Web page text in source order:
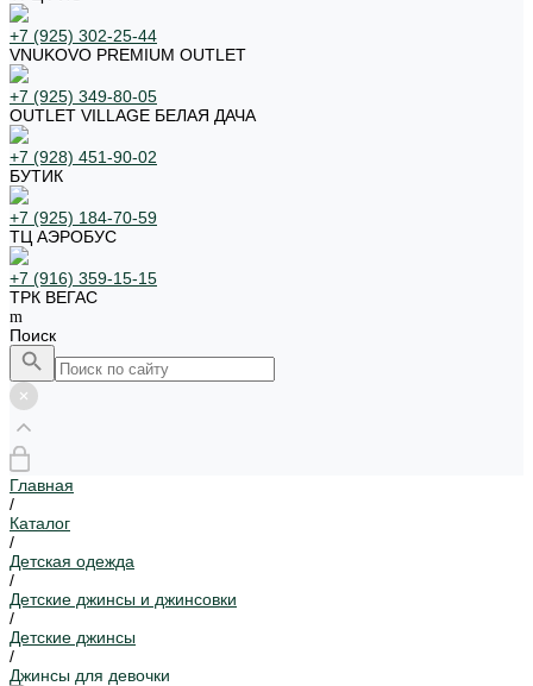
+7 (925) 302-25-44
VNUKOVO PREMIUM OUTLET
+7 (925) 349-80-05
OUTLET VILLAGE БЕЛАЯ ДАЧА
+7 (928) 451-90-02
БУТИК
+7 (925) 184-70-59
ТЦ АЭРОБУС
+7 (916) 359-15-15
ТРК ВЕГАС
Поиск
Главная
/
Каталог
/
Детская одежда
/
Детские джинсы и джинсовки
/
Детские джинсы
/
Джинсы для девочки